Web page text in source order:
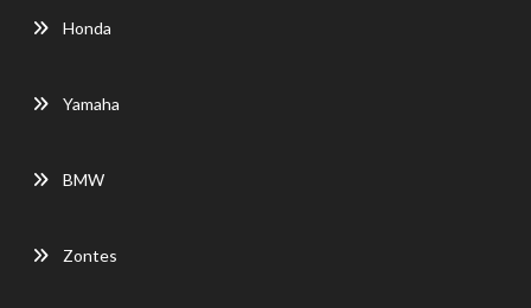
Honda
Yamaha
BMW
Zontes